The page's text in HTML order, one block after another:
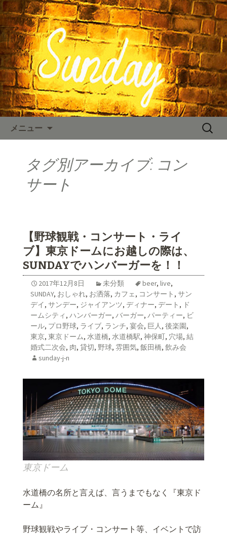
SUNDAY TIMES
東京、水道橋駅近くにある、カフェ
「SUNDAY（サンデー）」。のNYスタイ
ルの店内、人気のハンバーガーやステ
ーキなどのお料理をご用意しておりま
す。カフェ、ランチ、ディナー、パー
ティーなど多様なシーンに対応。新着
情報を随時更新中。
メニュー
検
タグ別アーカイブ: コン
サート
【野球観戦・コンサート・ライ
ブ】東京ドームにお越しの際は、
SUNDAYでハンバーガーを！！
2017年12月8日 未分類 beer, live,
SUNDAY, おしゃれ, お洒落, カフェ, コンサート , サン
デイ, サンデー, ジャイアンツ, ディナー, デート , ド
ームシティ , ハンバーガー, バーガー, パーティー, ビ
ール, プロ野球, ライブ, ランチ, 宴会, 巨人, 後楽園,
東京, 東京ドーム, 水道橋, 水道橋駅, 神保町, 穴場, 結
婚式二次会, 肉, 貸切, 野球, 雰囲気, 飯田橋, 飲み会
sunday-j-n
東京ドーム
水道橋の名所と言えば、言うまでもなく『東京ド
ーム』
野球観戦やライブ・コンサート等、イベントで訪